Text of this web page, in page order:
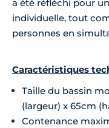
a été réfléchi pour
individuelle, tout
personnes en
Caractéristiques
Taille du bassin
(largeur) x 65cm
Contenance